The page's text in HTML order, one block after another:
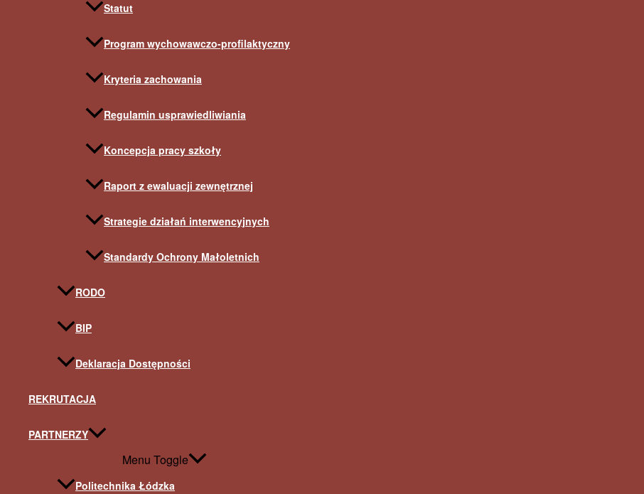
Statut
Program wychowawczo-profilaktyczny
Kryteria zachowania
Regulamin usprawiedliwiania
Koncepcja pracy szkoły
Raport z ewaluacji zewnętrznej
Strategie działań interwencyjnych
Standardy Ochrony Małoletnich
RODO
BIP
Deklaracja Dostępności
REKRUTACJA
PARTNERZY
Menu Toggle
Politechnika Łódzka